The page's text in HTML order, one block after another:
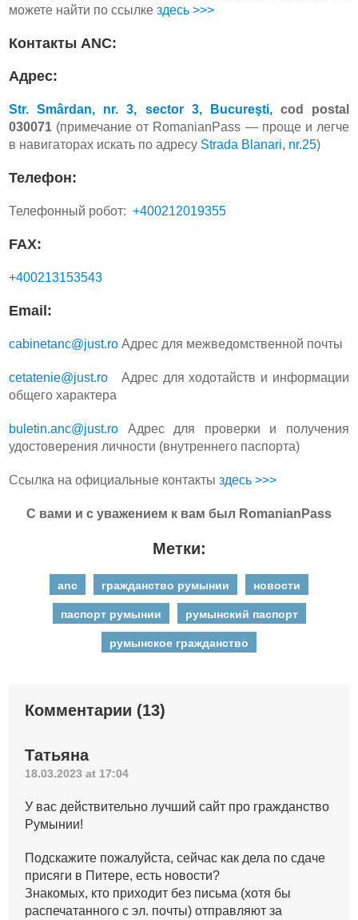
можете найти по ссылкездесь >>>
Контакты ANC:
Адрес:
Str. Smârdan, nr. 3, sector 3, Bucureşti,cod postal
030071 (примечание от RomanianPass — проще и легче
в навигаторах искать по адресу Strada Blanari, nr.25)
Телефон:
Телефонный робот:+400212019355
FAX:
+400213153543
Email:
cabinetanc@just.ro Адрес для межведомственной почты
cetatenie@just.ro Адрес для ходотайств и информации
общего характера
buletin.anc@just.ro Адрес для проверки и получения
удостоверения личности (внутреннего паспорта)
Ссылка на официальные контактыздесь >>>
С вами и с уважением к вам был RomanianPass
Метки:
anc гражданство румынии новости
паспорт румынии румынский паспорт
румынское гражданство
Комментарии (13)
Татьяна
18.03.2023 at 17:04
У вас действительно лучший сайт про гражданство
Румынии!
Подскажите пожалуйста, сейчас как дела по сдаче
присяги в Питере, есть новости?
Знакомых, кто приходит без письма (хотя бы
распечатанного с эл. почты) отправляют за